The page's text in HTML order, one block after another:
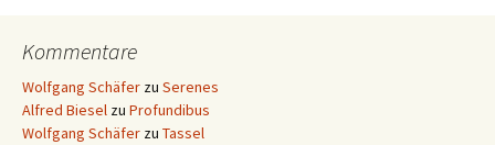
Kommentare
Wolfgang Schäfer zu Serenes
Alfred Biesel zu Profundibus
Wolfgang Schäfer zu Tassel